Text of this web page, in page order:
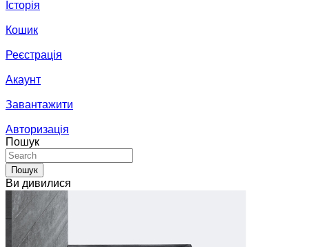
Історія
Кошик
Реєстрація
Акаунт
Завантажити
Авторизація
Пошук
Пошук
Ви дивилися